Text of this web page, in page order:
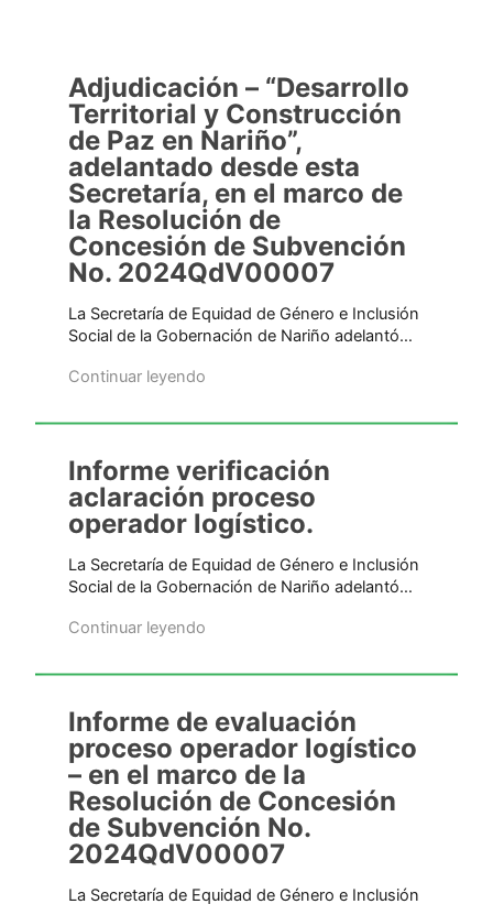
Adjudicación – “Desarrollo
Territorial y Construcción
de Paz en Nariño”,
adelantado desde esta
Secretaría, en el marco de
la Resolución de
Concesión de Subvención
No. 2024QdV00007
La Secretaría de Equidad de Género e Inclusión
Social de la Gobernación de Nariño adelantó…
Continuar leyendo
Informe verificación
aclaración proceso
operador logístico.
La Secretaría de Equidad de Género e Inclusión
Social de la Gobernación de Nariño adelantó…
Continuar leyendo
Informe de evaluación
proceso operador logístico
– en el marco de la
Resolución de Concesión
de Subvención No.
2024QdV00007
La Secretaría de Equidad de Género e Inclusión